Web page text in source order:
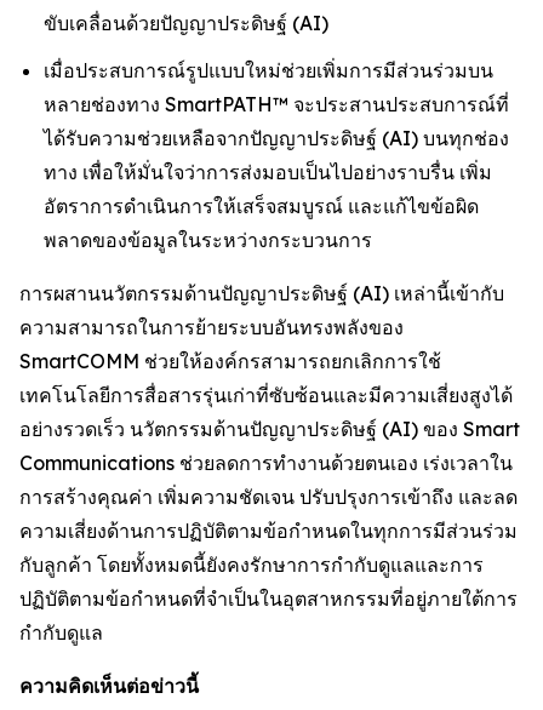
ขับเคลื่อนด้วยปัญญาประดิษฐ์ (AI)
เมื่อประสบการณ์รูปแบบใหม่ช่วยเพิ่มการมีส่วนร่วมบน
หลายช่องทาง SmartPATH™ จะประสานประสบการณ์ที่
ได้รับความช่วยเหลือจากปัญญาประดิษฐ์ (AI) บนทุกช่อง
ทาง เพื่อให้มั่นใจว่าการส่งมอบเป็นไปอย่างราบรื่น เพิ่ม
อัตราการดำเนินการให้เสร็จสมบูรณ์ และแก้ไขข้อผิด
พลาดของข้อมูลในระหว่างกระบวนการ
การผสานนวัตกรรมด้านปัญญาประดิษฐ์ (AI) เหล่านี้เข้ากับ
ความสามารถในการย้ายระบบอันทรงพลังของ
SmartCOMM ช่วยให้องค์กรสามารถยกเลิกการใช้
เทคโนโลยีการสื่อสารรุ่นเก่าที่ซับซ้อนและมีความเสี่ยงสูงได้
อย่างรวดเร็ว นวัตกรรมด้านปัญญาประดิษฐ์ (AI) ของ Smart
Communications ช่วยลดการทำงานด้วยตนเอง เร่งเวลาใน
การสร้างคุณค่า เพิ่มความชัดเจน ปรับปรุงการเข้าถึง และลด
ความเสี่ยงด้านการปฏิบัติตามข้อกำหนดในทุกการมีส่วนร่วม
กับลูกค้า โดยทั้งหมดนี้ยังคงรักษาการกำกับดูแลและการ
ปฏิบัติตามข้อกำหนดที่จำเป็นในอุตสาหกรรมที่อยู่ภายใต้การ
กำกับดูแล
ความคิดเห็นต่อข่าวนี้